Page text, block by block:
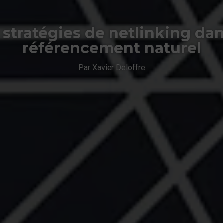
stratégies de netlinking
référencement naturel
Par Xavier Deloffre